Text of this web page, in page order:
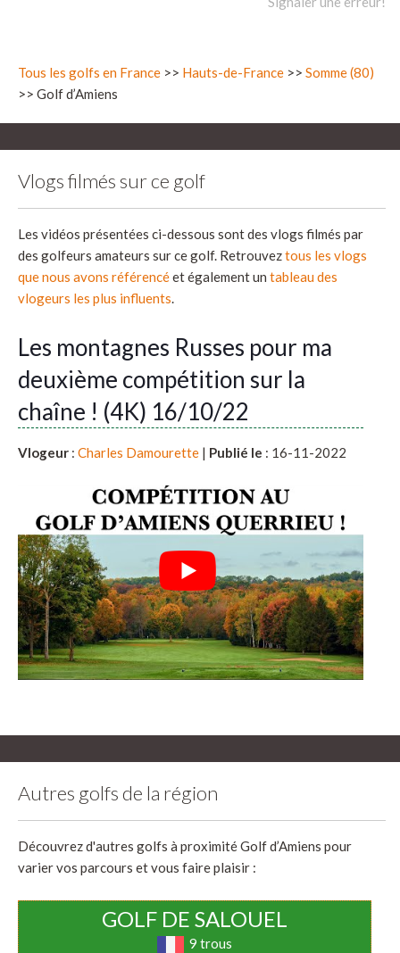
Tous les golfs en France >> Hauts-de-France >> Somme (80)
>> Golf d’Amiens
Vlogs filmés sur ce golf
Les vidéos présentées ci-dessous sont des vlogs filmés par
des golfeurs amateurs sur ce golf. Retrouveztous les vlogs
que nous avons référencéet également un tableau des
vlogeurs les plus influents.
Les montagnes Russes pour ma
deuxième compétition sur la
chaîne ! (4K) 16/10/22
Vlogeur : Charles Damourette | Publié le : 16-11-2022
Autres golfs de la région
Découvrez d'autres golfs à proximité Golf d’Amiens pour
varier vos parcours et vous faire plaisir :
GOLF DE SALOUEL
9 trous